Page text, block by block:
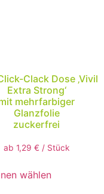
Clack Dose ‚Vivil
Extra Strong‘
mehrfarbiger
Glanzfolie
zuckerfrei
ab1,29€ / Stück
wählen